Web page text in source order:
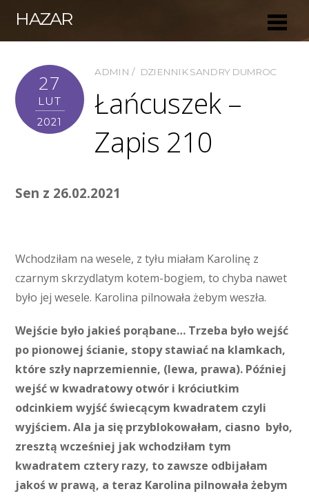
HAZAR
27
LUT
2021
ADMIN DZIENNIK SANDRY DUMROC
Łańcuszek –
Zapis 210
Sen z 26.02.2021
Wchodziłam na wesele, z tyłu miałam Karolinę z
czarnym skrzydlatym kotem-bogiem, to chyba nawet
było jej wesele. Karolina pilnowała żebym weszła.
Wejście było jakieś porąbane… Trzeba było wejść
po pionowej ścianie, stopy stawiać na klamkach,
które szły naprzemiennie, (lewa, prawa). Później
wejść w kwadratowy otwór i króciutkim
odcinkiem wyjść świecącym kwadratem czyli
wyjściem. Ala ja się przyblokowałam, ciasno było,
zresztą wcześniej jak wchodziłam tym
kwadratem cztery razy, to zawsze odbijałam
jakoś w prawą, a teraz Karolina pilnowała żebym